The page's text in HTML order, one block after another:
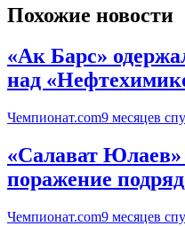
Похожие новости
«Ак Барс»
над
Чемпионат.com9 месяцев
«Салават Юлаев»
поражение
Чемпионат.com9 месяцев